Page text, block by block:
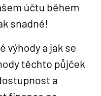
účtu během
snadné!
výhody a jak se
těchto půjček
a